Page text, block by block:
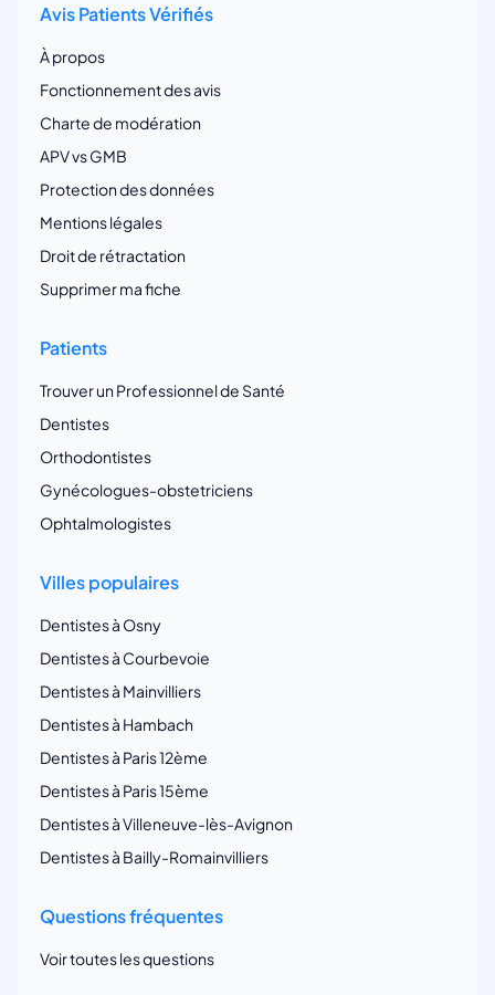
Avis Patients Vérifiés
À propos
Fonctionnement des avis
Charte de modération
APV vs GMB
Protection des données
Mentions légales
Droit de rétractation
Supprimer ma fiche
Patients
Trouver un Professionnel de Santé
Dentistes
Orthodontistes
Gynécologues-obstetriciens
Ophtalmologistes
Villes populaires
Dentistes à Osny
Dentistes à Courbevoie
Dentistes à Mainvilliers
Dentistes à Hambach
Dentistes à Paris 12ème
Dentistes à Paris 15ème
Dentistes à Villeneuve-lès-Avignon
Dentistes à Bailly-Romainvilliers
Questions fréquentes
Voir toutes les questions